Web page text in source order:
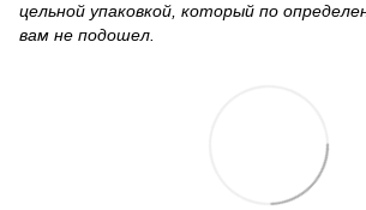
цельной упаковкой, который по
вам не подошел.